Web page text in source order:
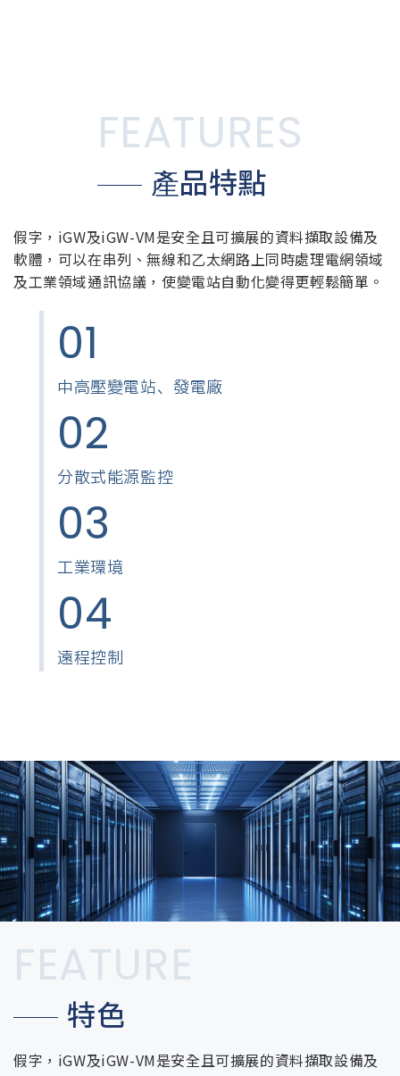
FEATURES
產品特點
假字，iGW及iGW-VM是安全且可擴展的資料擷取設備及
軟體，可以在串列、無線和乙太網路上同時處理電網領域
及工業領域通訊協議，使變電站自動化變得更輕鬆簡單。
01
中高壓變電站、發電廠
02
分散式能源監控
03
工業環境
04
遠程控制
FEATURE
特色
假字，iGW及iGW-VM是安全且可擴展的資料擷取設備及